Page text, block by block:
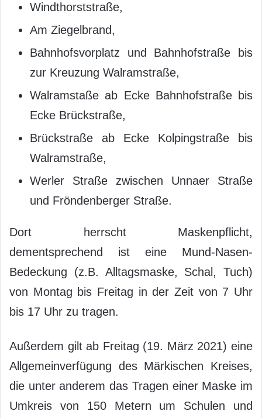
Windthorststraße,
Am Ziegelbrand,
Bahnhofsvorplatz und Bahnhofstraße bis
zur Kreuzung Walramstraße,
Walramstaße ab Ecke Bahnhofstraße bis
Ecke Brückstraße,
Brückstraße ab Ecke Kolpingstraße bis
Walramstraße,
Werler Straße zwischen Unnaer Straße
und Fröndenberger Straße.
Dort herrscht Maskenpflicht,
dementsprechend ist eine Mund-Nasen-
Bedeckung (z.B. Alltagsmaske, Schal, Tuch)
von Montag bis Freitag in der Zeit von 7 Uhr
bis 17 Uhr zu tragen.
Außerdem gilt ab Freitag (19. März 2021) eine
Allgemeinverfügung des Märkischen Kreises,
die unter anderem das Tragen einer Maske im
Umkreis von 150 Metern um Schulen und